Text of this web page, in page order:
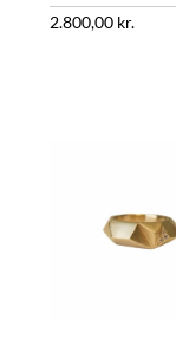
2.800,00 kr.